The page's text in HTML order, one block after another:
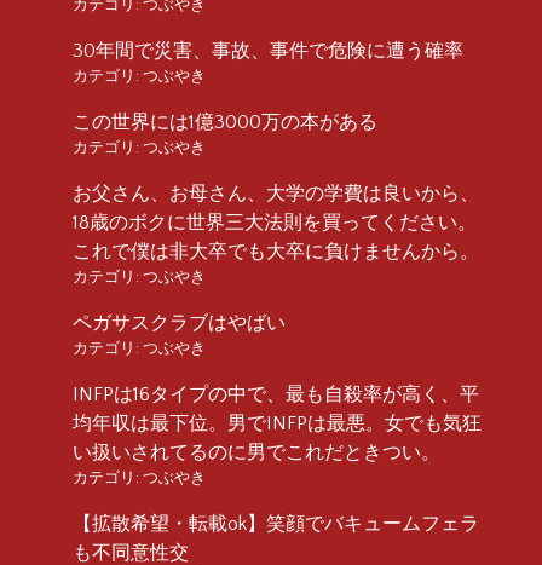
カテゴリ: つぶやき
30年間で災害、事故、事件で危険に遭う確率
カテゴリ: つぶやき
この世界には1億3000万の本がある
カテゴリ: つぶやき
お父さん、お母さん、大学の学費は良いから、
18歳のボクに世界三大法則を買ってください。
これで僕は非大卒でも大卒に負けませんから。
カテゴリ: つぶやき
ペガサスクラブはやばい
カテゴリ: つぶやき
INFPは16タイプの中で、最も自殺率が高く、平
均年収は最下位。男でINFPは最悪。女でも気狂
い扱いされてるのに男でこれだときつい。
カテゴリ: つぶやき
【拡散希望・転載ok】笑顔でバキュームフェラ
も不同意性交